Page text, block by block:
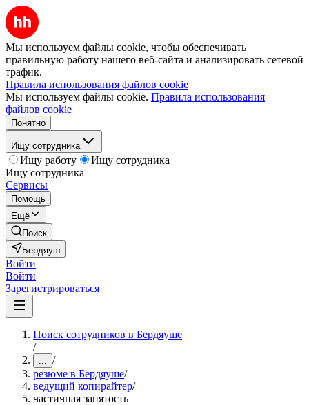
Мы используем файлы cookie, чтобы обеспечивать
правильную работу нашего веб-сайта и анализировать сетевой
трафик.
Правила использования файлов cookie
Мы используем файлы cookie. Правила использования
файлов cookie
Понятно
Ищу сотрудника
Ищу работу
Ищу сотрудника
Ищу сотрудника
Сервисы
Помощь
Ещё
Поиск
Бердяуш
Войти
Войти
Зарегистрироваться
Поиск сотрудников в Бердяуше
/
... /
резюме в Бердяуше/
ведущий копирайтер/
частичная занятость